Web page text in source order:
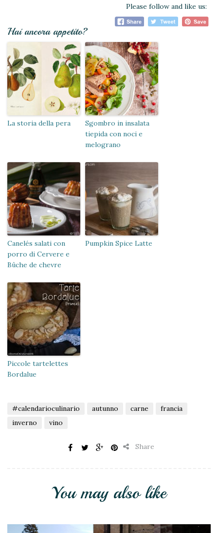
Please follow and like us:
Hai ancora appetito?
La storia della pera
Sgombro in insalata
tiepida con noci e
melograno
Canelés salati con
porro di Cervere e
Bûche de chevre
Pumpkin Spice Latte
Piccole tartelettes
Bordalue
#calendarioculinario autunno carne
francia
inverno
vino
Share
You may also like